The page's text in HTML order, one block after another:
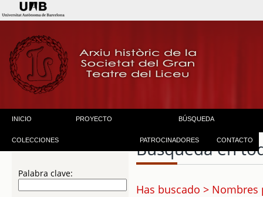
INICIO PROYECTO BÚSQUEDA
COLECCIONES PATROCINADORES CONTACTO
Palabra clave:
Búsqueda en
Has buscado >